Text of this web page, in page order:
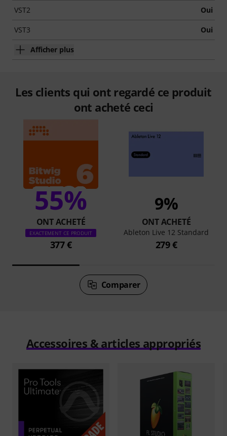
VST2 Oui
VST3 Oui
Afficher plus
Les clients qui ont regardé ce produit
ont acheté ceci
55%
ONT ACHETÉ
EXACTEMENT CE PRODUIT
377 €
9%
ONT ACHETÉ
Ableton Live 12 Standard
279 €
Comparer
Accessoires & articles appropriés